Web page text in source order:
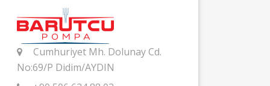
Cumhuriyet Mh. Dolunay Cd.
No:69/P Didim/AYDIN